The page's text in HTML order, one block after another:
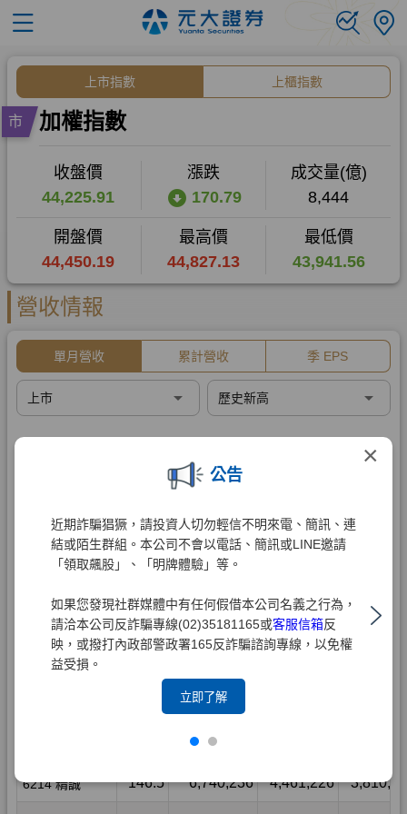
×
公告
近期詐騙猖獗，請投資人切勿輕信不明來電、簡訊、連
結或陌生群組。本公司不會以電話、簡訊或LINE邀請
「領取飆股」、「明牌體驗」等。
如果您發現社群媒體中有任何假借本公司名義之行為，
請洽本公司反詐騙專線(02)35181165或客服信箱反
映，或撥打內政部警政署165反詐騙諮詢專線，以免權
益受損。
立即了解